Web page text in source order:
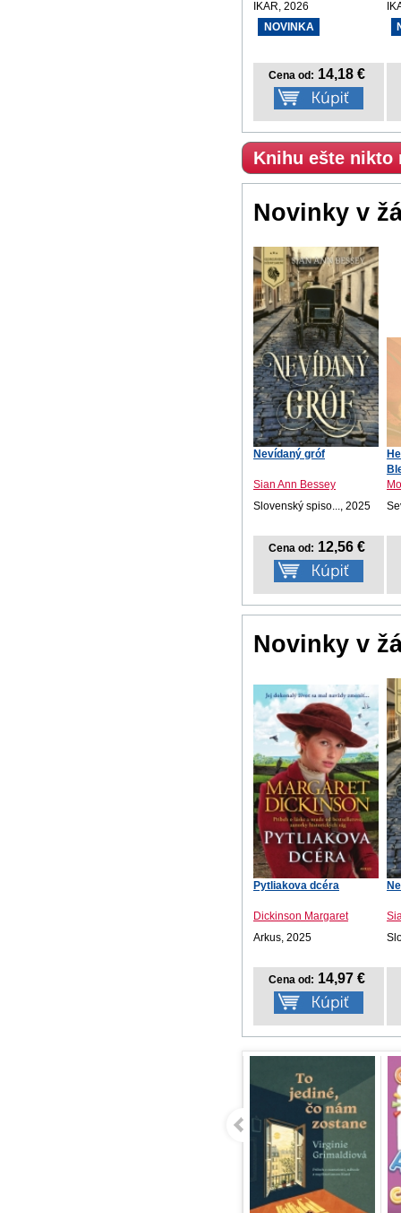
IKAR, 2026
NOVINKA
Cena od: 14,18 €
Knihu ešte nikto
Novinky v
Nevídaný gróf
Sian Ann Bessey
Slovenský spiso..., 2025
Cena od: 12,56 €
Novinky v
Pytliakova dcéra
Dickinson Margaret
Arkus, 2025
Cena od: 14,97 €